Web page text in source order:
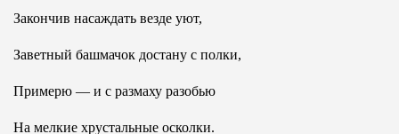
Закончив насаждать везде уют,
Заветный башмачок достану с полки,
Примерю — и с размаху разобью
На мелкие хрустальные осколки.